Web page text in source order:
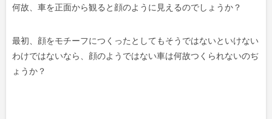
何故、車を正面から観ると顔のように見えるのでしょうか？
最初、顔をモチーフにつくったとしてもそうではないといけない
わけではないなら、顔のようではない車は何故つくられないのぢ
ょうか？